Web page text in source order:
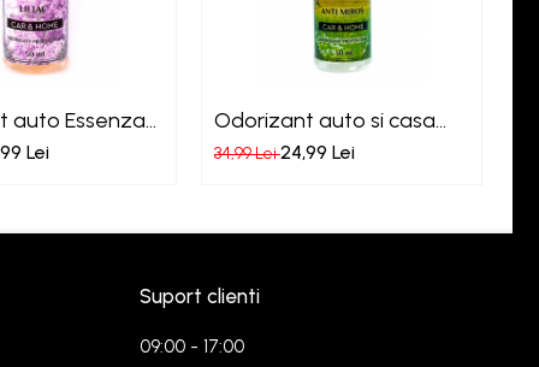
auto Essenza
Lei
Odorizant auto si casa
Essenza Anti Miros
34,99 Lei24,99 Lei
Suport clienti
09:00 - 17:00